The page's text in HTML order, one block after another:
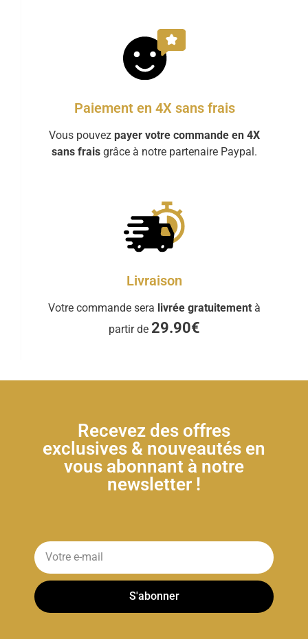
Paiement en 4X sans frais
Vous pouvez payer votre commande en 4X
sans frais grâce à notre partenaire Paypal.
Livraison
Votre commande sera livrée gratuitement à
partir de 29.90€
Recevez des offres
exclusives & nouveautés en
vous abonnant à notre
newsletter !
S'abonner